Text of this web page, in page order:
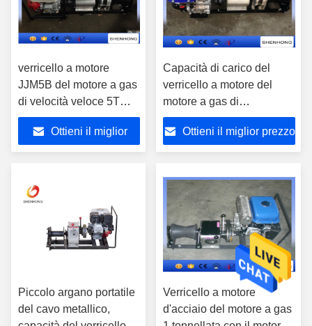
verricello a motore
JJM5B del motore a gas
di velocità veloce 5T
con il motore 13HP di
HondaOttieni il miglior
Capacità di carico del
verricello a motore del
motore a gas di
YAMAHA/argano 5T di
posa di un cavo
Ottieni il miglior prezzo
Piccolo argano portatile
del cavo metallico,
Verricello a motore
d'acciaio del motore a gas